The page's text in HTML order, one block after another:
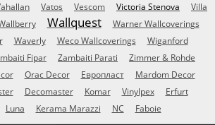
Vatos Vescom Victoria Stenova
Villa
Wallquest
Warner Wallcoverings
Waverly Weco Wallcoverings
Wiganford
Fipar Zambaiti Parati Zimmer & Rohde
Orac Decor Европласт
Mardom Decor
Decomaster Komar Vinylpex
Erfurt
Luna Kerama Marazzi NC Faboie